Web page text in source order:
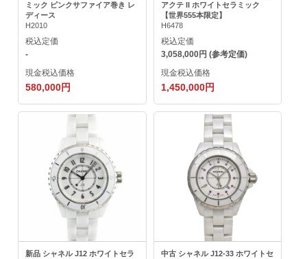
ミック ピンクサファイア巻き レ
ディース
H2010
税込定価
-
現金税込価格
580,000円
アクテ II ホワイトセラミック
【世界555本限定】
H6478
税込定価
3,058,000円 (参考定価)
現金税込価格
1,450,000円
新品 シャネル J12 ホワイトセラ
中古 シャネル J12-33 ホワイトセ